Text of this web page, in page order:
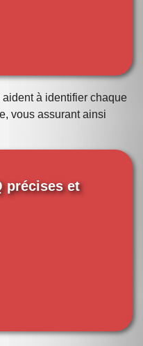
aident à identifier chaque
vous assurant ainsi
précises et